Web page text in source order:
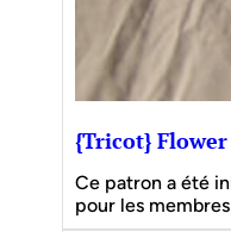
{Tricot}
Ce patron a été
pour les